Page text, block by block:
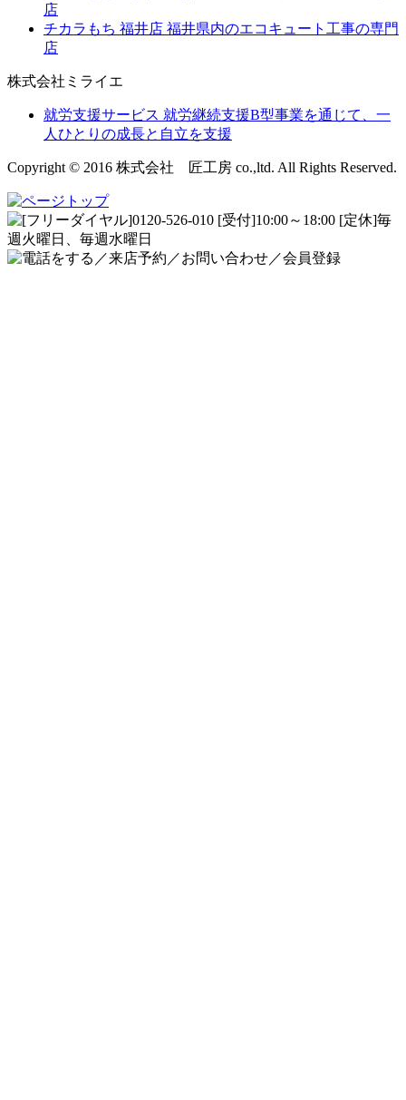
店
チカラもち 福井店 福井県内のエコキュート工事の専門
店
株式会社ミライエ
就労支援サービス 就労継続支援B型事業を通じて、一
人ひとりの成長と自立を支援
Copyright © 2016 株式会社 匠工房 co.,ltd. All Rights Reserved.